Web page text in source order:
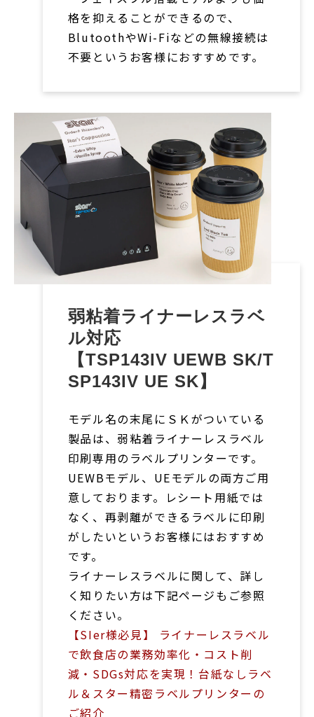
格を抑えることができるので、
BlutoothやWi-Fiなどの無線接続は
不要というお客様におすすめです。
弱粘着ライナーレスラベ
ル対応
【TSP143IV UEWB SK/T
SP143IV UE SK】
モデル名の末尾にＳＫがついている
製品は、弱粘着ライナーレスラベル
印刷専用のラベルプリンターです。
UEWBモデル、UEモデルの両方ご用
意しております。レシート用紙では
なく、再剥離ができるラベルに印刷
がしたいというお客様にはおすすめ
です。
ライナーレスラベルに関して、詳し
く知りたい方は下記ページもご参照
ください。
【SIer様必見】 ライナーレスラベル
で飲食店の業務効率化・コスト削
減・SDGs対応を実現！台紙なしラベ
ル＆スター精密ラベルプリンターの
ご紹介